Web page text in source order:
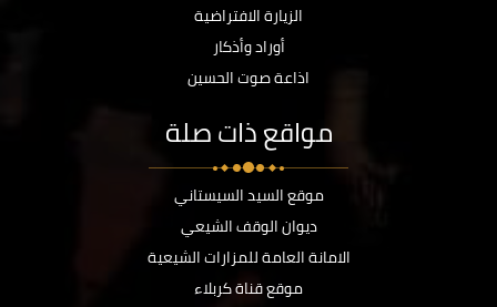
الزيارة الافتراضية
أوراد وأذكار
اذاعة صوت الحسين
مواقع ذات صلة
موقع السيد السيستاني
ديوان الوقف الشيعي
الامانة العامة للمزارات الشيعية
موقع قناة كربلاء